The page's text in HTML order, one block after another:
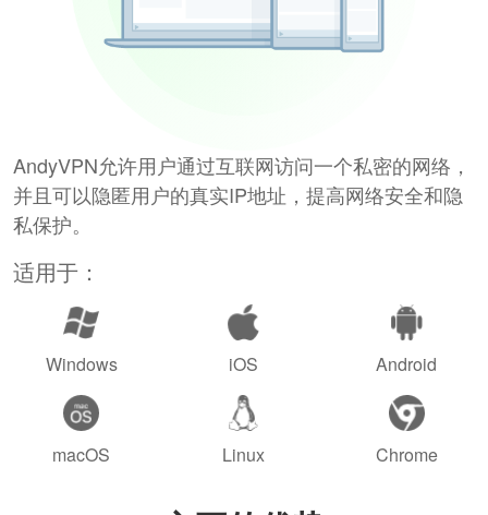
AndyVPN允许用户通过互联网访问一个私密的网络，
并且可以隐匿用户的真实IP地址，提高网络安全和隐
私保护。
适用于：
Windows iOS Android
macOS Linux Chrome